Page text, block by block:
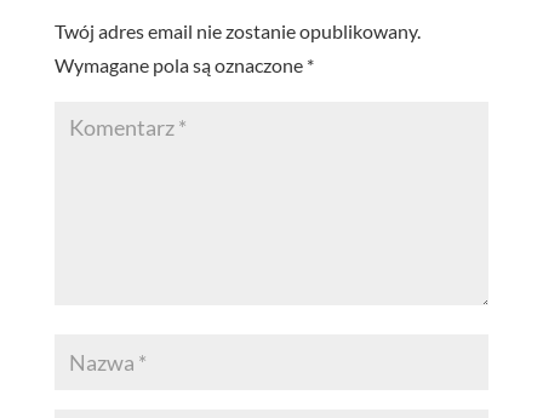
Twój adres email nie zostanie opublikowany.
Wymagane pola są oznaczone *